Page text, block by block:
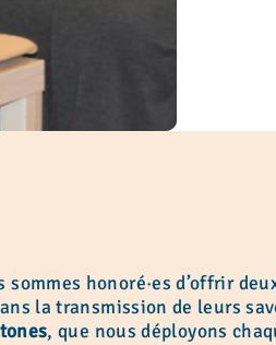
honoré·es d’offrir
la transmission de leurs
, que nous déployons